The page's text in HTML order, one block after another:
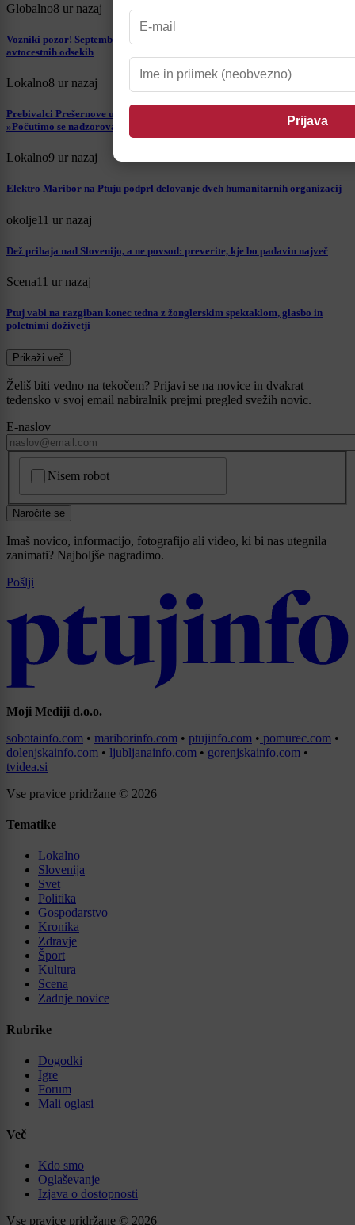
Globalno8 ur nazaj
Vozniki pozor! Septembra prihaja sekcijsko merjenje hitrosti na slovenskih
avtocestnih odsekih
Lokalno8 ur nazaj
Prebivalci Prešernove ulice na Ptuju opozarjajo na pogoste prelete drona:
»Počutimo se nadzorovane«
Lokalno9 ur nazaj
Elektro Maribor na Ptuju podprl delovanje dveh humanitarnih organizacij
okolje11 ur nazaj
Dež prihaja nad Slovenijo, a ne povsod: preverite, kje bo padavin največ
Scena11 ur nazaj
Ptuj vabi na razgiban konec tedna z žonglerskim spektaklom, glasbo in
poletnimi doživetji
Prikaži več
Želiš biti vedno na tekočem? Prijavi se na novice in dvakrat
tedensko v svoj email nabiralnik prejmi pregled svežih novic.
E-naslov
Nisem robot
Naročite se
Imaš novico, informacijo, fotografijo ali video, ki bi nas utegnila
zanimati? Najboljše nagradimo.
Pošlji
Moji Mediji d.o.o.
sobotainfo.com • mariborinfo.com • ptujinfo.com • pomurec.com •
dolenjskainfo.com • ljubljanainfo.com • gorenjskainfo.com •
tvidea.si
Vse pravice pridržane © 2026
Tematike
Lokalno
Slovenija
Svet
Politika
Gospodarstvo
Kronika
Zdravje
Šport
Kultura
Scena
Zadnje novice
Rubrike
Dogodki
Igre
Forum
Mali oglasi
Več
Kdo smo
Oglaševanje
Izjava o dostopnosti
Vse pravice pridržane © 2026